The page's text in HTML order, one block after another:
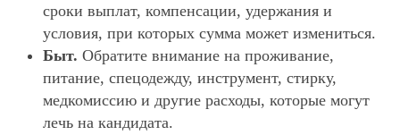
сроки выплат, компенсации, удержания и
условия, при которых сумма может измениться.
Быт. Обратите внимание на проживание,
питание, спецодежду, инструмент, стирку,
медкомиссию и другие расходы, которые могут
лечь на кандидата.